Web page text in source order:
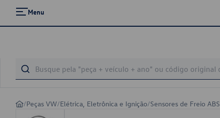
Menu
/Peças VW/Elétrica, Eletrônica e Ignição/Sensores de Freio ABS